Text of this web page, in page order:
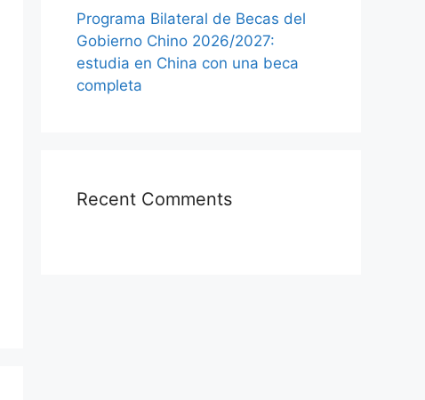
Programa Bilateral de Becas del
Gobierno Chino 2026/2027:
estudia en China con una beca
completa
Recent Comments